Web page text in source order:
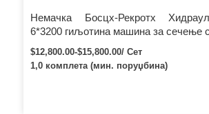
Немачка Босцх-Рекротх
6*3200 гиљотина машина за сечење
$12,800.00-$15,800.00/ Сет
1,0 комплета (мин. поруџбина)